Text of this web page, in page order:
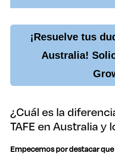
¡Resuelve tus
Australia!
¿Cuál es la
TAFE en Australia y
Empecemos por destacar